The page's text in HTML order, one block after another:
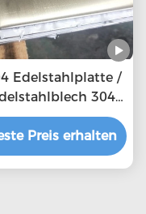
Edelstahlplatte /
304
Spiegelfläche
Preis erhalten